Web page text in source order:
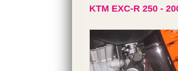
KTM EXC-R 250 -